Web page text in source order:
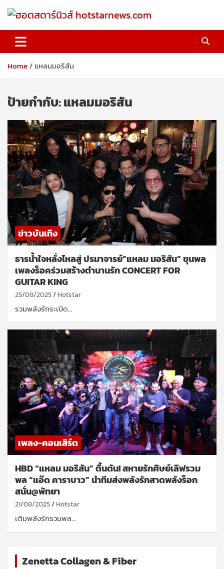
ฮอตสตาร์นิวส์ hotstarnews.com
Home แหลมมอริสัน
ป้ายกำกับ:แหลมมอริสัน
ข่าวบันเทิง
ธารน้ำใจหลั่งไหลสู่ ปรมาจารย์”แหลม มอริสัน” ขุนพล
เพลงร็อคร่วมสร้างตำนานรัก CONCERT FOR
GUITAR KING
25/08/2025 Hotstar
รวมพลังรักระเบิด…
เพลง-คอนเสิร์ต
HBD “แหลม มอริสัน” ตื้นตัน! สหายรักศิษย์เลิฟรวม
พล “แอ๊ด คาราบาว” นำทีมส่งพลังรักสาดพลังร็อก
สนั่น@พัทยา
21/08/2025 Hotstar
เติมพลังรักรวมพล…
Zenetta Collagen & Fiber